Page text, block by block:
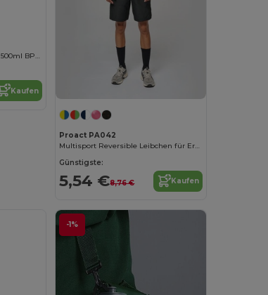
Ergonomische Sportflasche 500ml BPA-frei
Kaufen
Proact PA042
Multisport Reversible Leibchen für Erwachsene und Kinder
Günstigste:
5,54 €8,76 € Kaufen
-1%